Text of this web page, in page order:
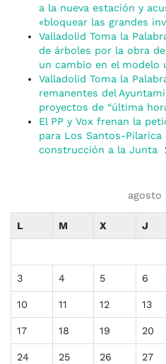
a la nueva estación y
«bloquear las grandes
Valladolid Toma la
de árboles por la obra
un cambio en el modelo
Valladolid Toma la
remanentes del
proyectos de “última
El PP y Vox frenan la
para Los Santos-Pilarica
construcción a la Junta
agosto
L M X J
3 4 5 6
10 11 12 13
17 18 19 20
24 25 26 27